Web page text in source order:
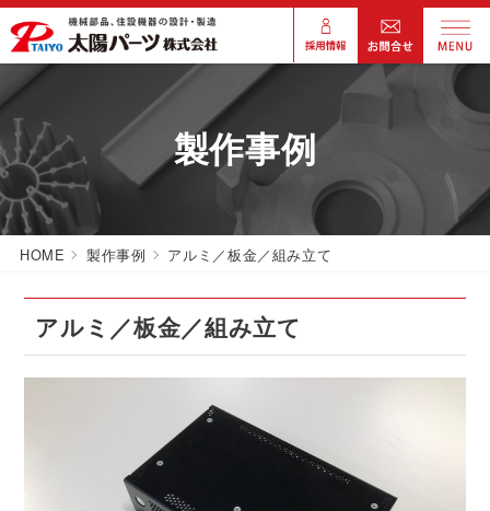
製作事例
HOME 製作事例 アルミ／板金／組み立て
アルミ／板金／組み立て